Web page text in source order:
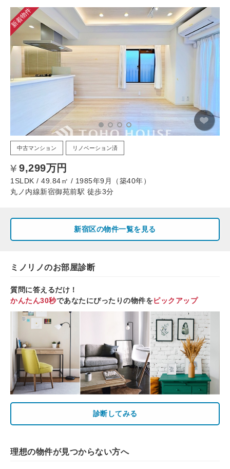
新着物件
中古マンション リノベーション済
9,299万円
1SLDK / 49.84㎡ / 1985年9月（築40年）
丸ノ内線新宿御苑前駅 徒歩3分
新宿区の物件一覧を見る
ミノリノのお部屋診断
質問に答えるだけ！
かんたん30秒であなたにぴったりの物件をピックアップ
診断してみる
理想の物件が見つからない方へ